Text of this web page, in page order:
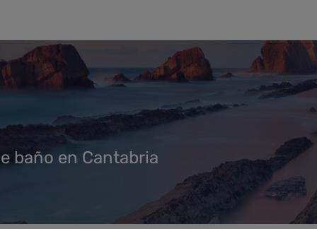
baño en Cantabria